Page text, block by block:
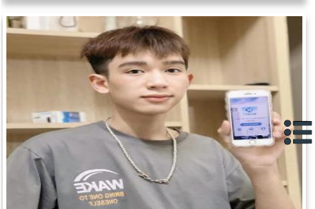
Ngày 6-6 năm 1944:Hàng nghìn quân Đồng minh đã xâm
chiếm các bãi biển của Normandy, Pháp, vào ngày D-Day.
Ngày 6-6 năm 1982:Israel xâm lược Lebanon để đánh bật Tổ
chức Giải phóng Palestine (PLO).
Ngày 6-6 năm 2001:Thượng nghị sĩ James Jeffords của
đảng Cộng hòa Vermont đã rời đảng để trở thành một người
độc lập, trao quyền kiểm soát Thượng viện lại cho đảng Dân
chủ.
Ngày 6-6 năm 2002:Tổng thống Bush đề xuất một bộ phận
Nội các mới: Bộ An ninh Nội địa.